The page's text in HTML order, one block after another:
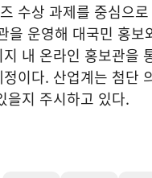
수상 과제를 중심으
을 운영해 대국민 홍
내 온라인 홍보관을
이다. 산업계는 첨단
을지 주시하고 있다.